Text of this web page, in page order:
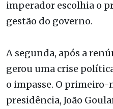
imperador escolhia o
gestão do governo.
A segunda, após a
gerou uma crise
o impasse. O primeiro-
presidência, João